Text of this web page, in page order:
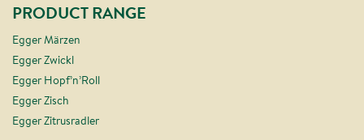
PRODUCT RANGE
Egger Märzen
Egger Zwickl
Egger Hopf’n’Roll
Egger Zisch
Egger Zitrusradler